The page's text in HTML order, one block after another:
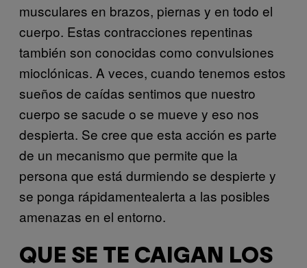
musculares en brazos, piernas y en todo el
cuerpo. Estas contracciones repentinas
también son conocidas como convulsiones
mioclónicas. A veces, cuando tenemos estos
sueños de caídas sentimos que nuestro
cuerpo se sacude o se mueve y eso nos
despierta. Se cree que esta acción es parte
de un mecanismo que permite que la
persona que está durmiendo se despierte y
se ponga rápidamentealerta a las posibles
amenazas en el entorno.
QUE SE TE CAIGAN LOS